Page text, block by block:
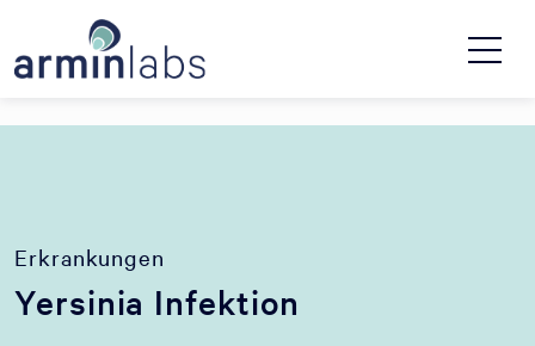
Erkrankungen
Yersinia Infektion